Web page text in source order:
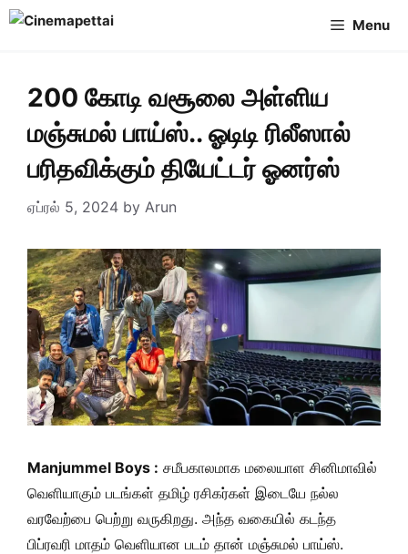
Skip
Menu
200 கோடி வசூலை அள்ளிய
மஞ்சுமல் பாய்ஸ்.. ஓடிடி ரிலீஸால்
பரிதவிக்கும் தியேட்டர் ஓனர்ஸ்
ஏப்ரல் 5, 2024 by Arun
Manjummel Boys : சமீபகாலமாக மலையாள சினிமாவில்
வெளியாகும் படங்கள் தமிழ் ரசிகர்கள் இடையே நல்ல
வரவேற்பை பெற்று வருகிறது. அந்த வகையில் கடந்த
பிப்ரவரி மாதம் வெளியான படம் தான் மஞ்சுமல் பாய்ஸ்.